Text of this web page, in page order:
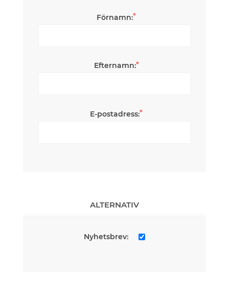
Förnamn:*
Efternamn:*
E-postadress:*
ALTERNATIV
Nyhetsbrev: